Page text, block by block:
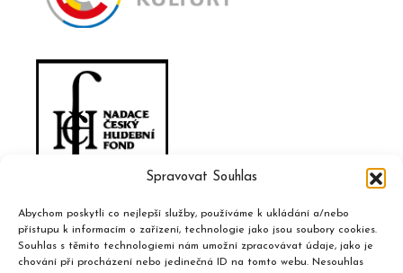
Spravovat Souhlas
Abychom poskytli co nejlepší služby, používáme k ukládání a/nebo
přístupu k informacím o zařízení, technologie jako jsou soubory cookies.
Souhlas s těmito technologiemi nám umožní zpracovávat údaje, jako je
chování při procházení nebo jedinečná ID na tomto webu. Nesouhlas